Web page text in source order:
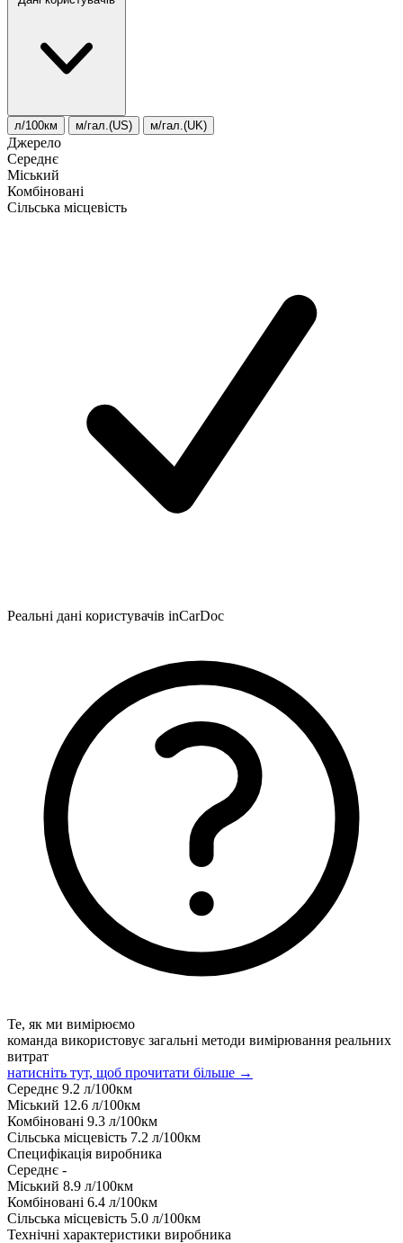
л/100км м/гал.(US) м/гал.(UK)
Джерело
Середнє
Міський
Комбіновані
Сільська місцевість
Реальні дані користувачів inCarDoc
Те, як ми вимірюємо
команда використовує загальні методи вимірювання реальних
витрат
натисніть тут, щоб прочитати більше →
Середнє 9.2 л/100км
Міський 12.6 л/100км
Комбіновані 9.3 л/100км
Сільська місцевість 7.2 л/100км
Специфікація виробника
Середнє -
Міський 8.9 л/100км
Комбіновані 6.4 л/100км
Сільська місцевість 5.0 л/100км
Технічні характеристики виробника